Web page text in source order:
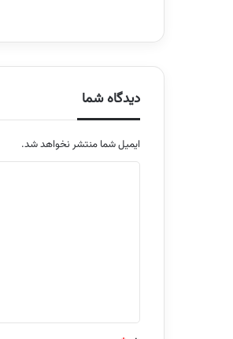
دیدگاه شما
ایمیل شما منتشر نخواهد شد.